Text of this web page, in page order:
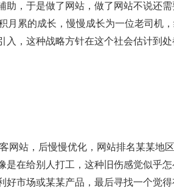
助，于是做了网站，做了网站不说还
月累的成长，慢慢成长为一位老司机
入，这种战略方针在这个社会估计到
站，后慢慢优化，网站排名某某地
是在给别人打工，这种旧伤感觉似乎
好市场或某某产品，最后寻找一个觉